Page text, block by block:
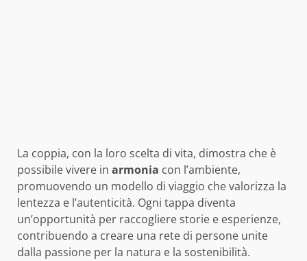
La coppia, con la loro scelta di vita, dimostra che è
possibile vivere in armonia con l’ambiente,
promuovendo un modello di viaggio che valorizza la
lentezza e l’autenticità. Ogni tappa diventa
un’opportunità per raccogliere storie e esperienze,
contribuendo a creare una rete di persone unite
dalla passione per la natura e la sostenibilità.